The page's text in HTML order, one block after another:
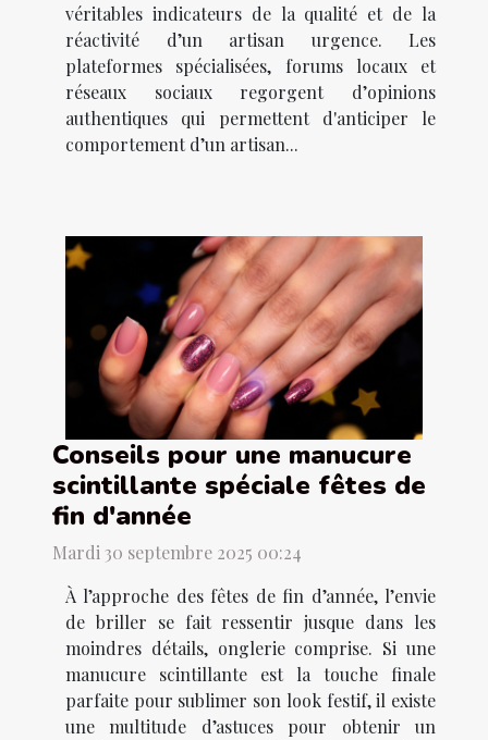
véritables indicateurs de la qualité et de la
réactivité d’un artisan urgence. Les
plateformes spécialisées, forums locaux et
réseaux sociaux regorgent d’opinions
authentiques qui permettent d'anticiper le
comportement d’un artisan...
Conseils pour une manucure
scintillante spéciale fêtes de
fin d'année
Mardi 30 septembre 2025 00:24
À l’approche des fêtes de fin d’année, l’envie
de briller se fait ressentir jusque dans les
moindres détails, onglerie comprise. Si une
manucure scintillante est la touche finale
parfaite pour sublimer son look festif, il existe
une multitude d’astuces pour obtenir un